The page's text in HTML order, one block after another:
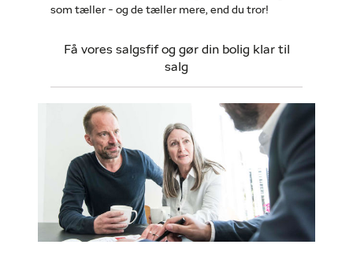
som tæller - og de tæller mere, end du tror!
Få vores salgsfif og gør din bolig klar til
salg